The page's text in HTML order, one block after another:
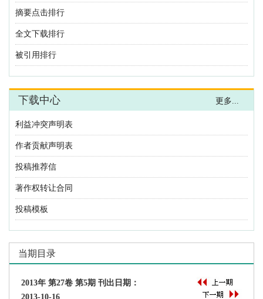
利益冲突声明表
作者贡献声明表
投稿推荐信
著作权转让合同
投稿模板